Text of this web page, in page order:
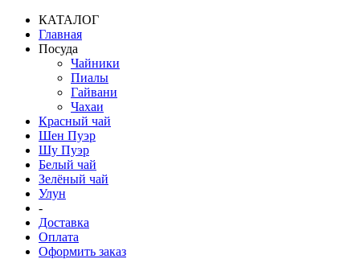
КАТАЛОГ
Главная
Посуда
Чайники
Пиалы
Гайвани
Чахаи
Красный чай
Шен Пуэр
Шу Пуэр
Белый чай
Зелёный чай
Улун
-
Доставка
Оплата
Оформить заказ